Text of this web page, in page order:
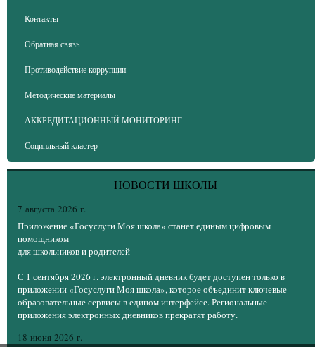
Контакты
Обратная связь
Противодействие коррупции
Методические материалы
АККРЕДИТАЦИОННЫЙ МОНИТОРИНГ
Соципльный кластер
НОВОСТИ ШКОЛЫ
7 августа 2026 г.
Приложение «Госуслуги Моя школа» станет единым цифровым
помощником
для школьников и родителей
С 1 сентября 2026 г. электронный дневник будет доступен только в
приложении «Госуслуги Моя школа», которое объединит ключевые
образовательные сервисы в едином интерфейсе. Региональные
приложения электронных дневников прекратят работу.
18 июня 2026 г.